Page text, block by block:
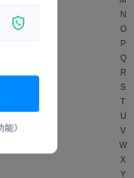
N
O
P
Q
R
S
T
U
V
W
X
Y
》